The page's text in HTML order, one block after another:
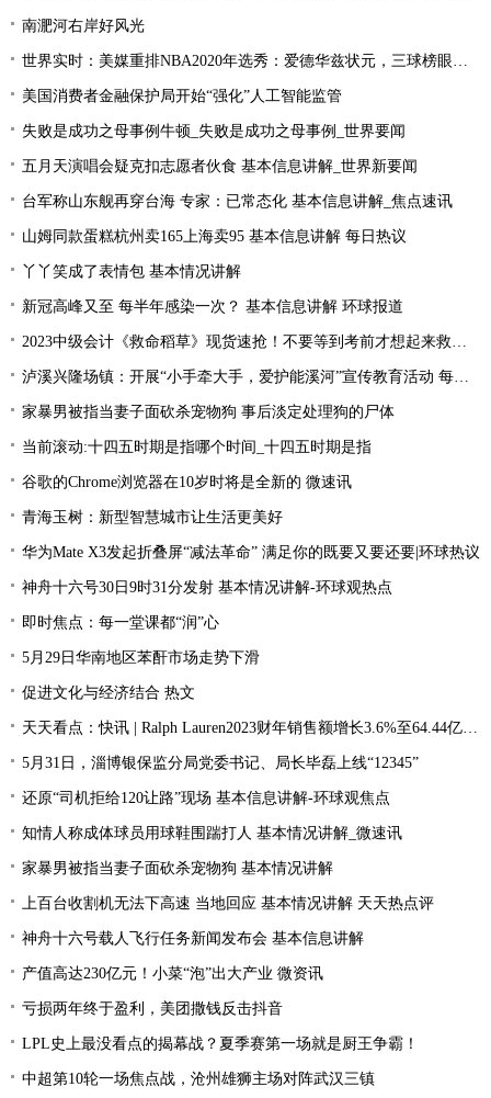
南淝河右岸好风光
世界实时：美媒重排NBA2020年选秀：爱德华兹状元，三球榜眼，哈里伯顿探花
美国消费者金融保护局开始“强化”人工智能监管
失败是成功之母事例牛顿_失败是成功之母事例_世界要闻
五月天演唱会疑克扣志愿者伙食 基本信息讲解_世界新要闻
台军称山东舰再穿台海 专家：已常态化 基本信息讲解_焦点速讯
山姆同款蛋糕杭州卖165上海卖95 基本信息讲解 每日热议
丫丫笑成了表情包 基本情况讲解
新冠高峰又至 每半年感染一次？ 基本信息讲解 环球报道
2023中级会计《救命稻草》现货速抢！不要等到考前才想起来救命稻草！
泸溪兴隆场镇：开展“小手牵大手，爱护能溪河”宣传教育活动 每日速读
家暴男被指当妻子面砍杀宠物狗 事后淡定处理狗的尸体
当前滚动:十四五时期是指哪个时间_十四五时期是指
谷歌的Chrome浏览器在10岁时将是全新的 微速讯
青海玉树：新型智慧城市让生活更美好
华为Mate X3发起折叠屏“减法革命” 满足你的既要又要还要|环球热议
神舟十六号30日9时31分发射 基本情况讲解-环球观热点
即时焦点：每一堂课都“润”心
5月29日华南地区苯酐市场走势下滑
促进文化与经济结合 热文
天天看点：快讯 | Ralph Lauren2023财年销售额增长3.6%至64.44亿美元
5月31日，淄博银保监分局党委书记、局长毕磊上线“12345”
还原“司机拒给120让路”现场 基本信息讲解-环球观焦点
知情人称成体球员用球鞋围踹打人 基本情况讲解_微速讯
家暴男被指当妻子面砍杀宠物狗 基本情况讲解
上百台收割机无法下高速 当地回应 基本情况讲解 天天热点评
神舟十六号载人飞行任务新闻发布会 基本信息讲解
产值高达230亿元！小菜“泡”出大产业 微资讯
亏损两年终于盈利，美团撒钱反击抖音
LPL史上最没看点的揭幕战？夏季赛第一场就是厨王争霸！
中超第10轮一场焦点战，沧州雄狮主场对阵武汉三镇